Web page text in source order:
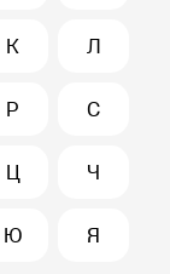
К Л
Р С
Ц Ч
Ю Я